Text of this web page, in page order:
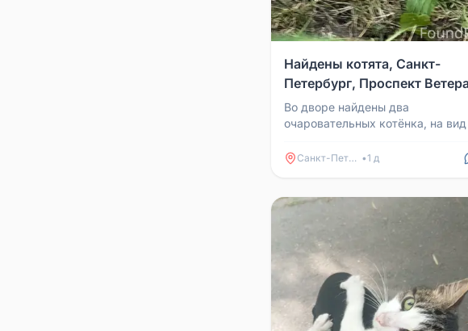
Найдены котята, Санкт-
Петербург, Проспект
Во дворе найдены два
очаровательных котёнка, на
что их просто выкинули. Кошк...
Санкт-Петербург •1 д